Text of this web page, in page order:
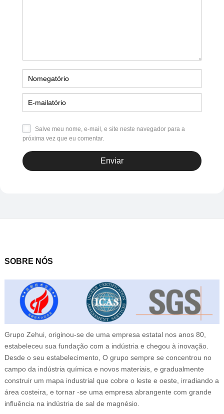
Salve meu nome, e-mail, e site neste navegador para a
próxima vez que eu comentar.
SOBRE NÓS
Grupo Zehui, originou-se de uma empresa estatal nos anos 80,
estabeleceu sua fundação com a indústria e chegou à inovação.
Desde o seu estabelecimento, O grupo sempre se concentrou no
campo da indústria química e novos materiais, e gradualmente
construir um mapa industrial que cobre o leste e oeste, irradiando a
área costeira, e tornar -se uma empresa abrangente com grande
influência na indústria de sal de magnésio.